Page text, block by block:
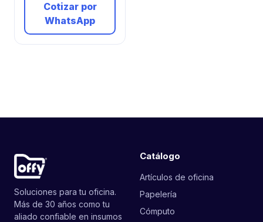
Cotizar por
WhatsApp
Soluciones para tu oficina.
Más de 30 años como tu
aliado confiable en insumos
Catálogo
Artículos de oficina
Papelería
Cómputo